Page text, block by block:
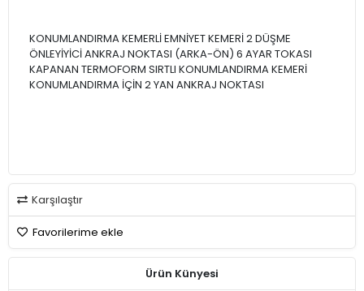
KONUMLANDIRMA KEMERLİ EMNİYET KEMERİ 2 DÜŞME
ÖNLEYİYİCİ ANKRAJ NOKTASI (ARKA-ÖN) 6 AYAR TOKASI
KAPANAN TERMOFORM SIRTLI KONUMLANDIRMA KEMERİ
KONUMLANDIRMA İÇİN 2 YAN ANKRAJ NOKTASI
Karşılaştır
Favorilerime ekle
Ürün Künyesi